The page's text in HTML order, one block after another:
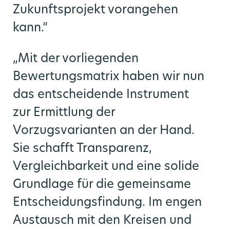
Zukunftsprojekt vorangehen
kann.“
„Mit der vorliegenden
Bewertungsmatrix haben wir nun
das entscheidende Instrument
zur Ermittlung der
Vorzugsvarianten an der Hand.
Sie schafft Transparenz,
Vergleichbarkeit und eine solide
Grundlage für die gemeinsame
Entscheidungsfindung. Im engen
Austausch mit den Kreisen und